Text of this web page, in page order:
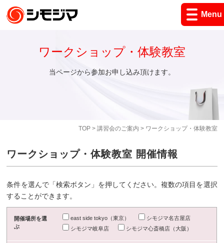
Menu
TOP> 講習会のご案内 > ワークショップ・体験教室
ワークショップ・体験教室
当ページから参加お申し込み頂けます。
ワークショップ・体験教室 開催情報
条件を選んで「検索ボタン」を押してください。複数の項目を選択
することができます。
開催場所を選
ぶ
east side tokyo（東京）
シモジマ名古屋店
シモジマ岐阜店
シモジマ心斎橋店（大阪）